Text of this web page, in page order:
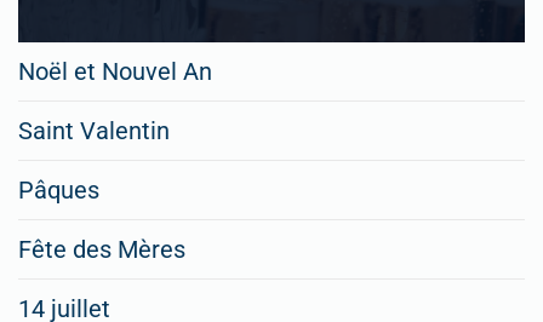
Noël et Nouvel An
Saint Valentin
Pâques
Fête des Mères
14 juillet